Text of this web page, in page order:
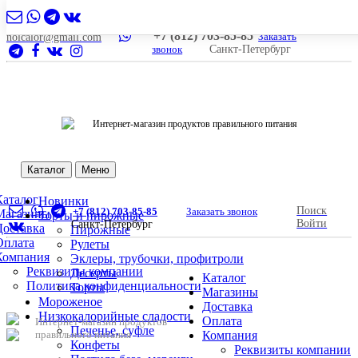
nolcalor@gmail.com +7 (812) 703-85-85 Заказать
звонок
Санкт-Петербург
Интернет-магазин продуктов правильного питания
Каталог Меню
Реквизиты компании
Политика конфиденциальности
Новинки
Торты и пирожные
Пирожные
Рулеты
Эклеры, трубочки, профитроли
Десерты
Торты
Мороженое
Низкокалорийные сладости
Печенье, суфле
Конфеты
+7 (812) 703-85-85
Заказать звонок
Санкт-Петербург
Поиск
Войти
Интернет-магазин продуктов
правильного питания
Каталог
Магазины
Доставка
Оплата
Компания
Реквизиты компании